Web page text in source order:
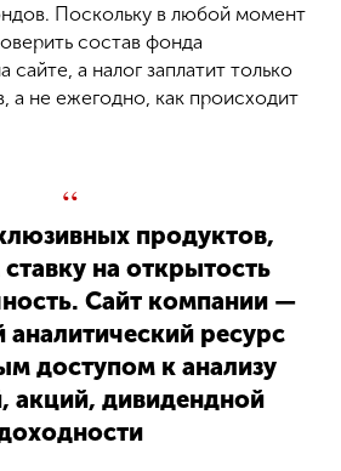
Поскольку в любой момент
состав фонда
сайте, а налог заплатит только
а не ежегодно, как происходит
“
продуктов,
на открытость
Сайт компании —
ресурс
доступом к анализу
акций, дивидендной